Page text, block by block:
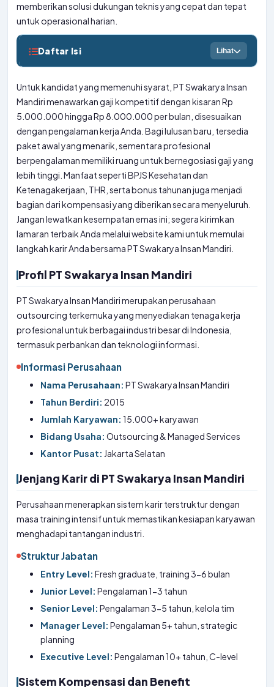
memberikan solusi dukungan teknis yang cepat dan tepat
untuk operasional harian.
Daftar Isi Lihat
Untuk kandidat yang memenuhi syarat, PT Swakarya Insan
Mandiri menawarkan gaji kompetitif dengan kisaran Rp
5.000.000 hingga Rp 8.000.000 per bulan, disesuaikan
dengan pengalaman kerja Anda. Bagi lulusan baru, tersedia
paket awal yang menarik, sementara profesional
berpengalaman memiliki ruang untuk bernegosiasi gaji yang
lebih tinggi. Manfaat seperti BPJS Kesehatan dan
Ketenagakerjaan, THR, serta bonus tahunan juga menjadi
bagian dari kompensasi yang diberikan secara menyeluruh.
Jangan lewatkan kesempatan emas ini; segera kirimkan
lamaran terbaik Anda melalui website kami untuk memulai
langkah karir Anda bersama PT Swakarya Insan Mandiri.
Profil PT Swakarya Insan Mandiri
PT Swakarya Insan Mandiri merupakan perusahaan
outsourcing terkemuka yang menyediakan tenaga kerja
profesional untuk berbagai industri besar di Indonesia,
termasuk perbankan dan teknologi informasi.
Informasi Perusahaan
Nama Perusahaan: PT Swakarya Insan Mandiri
Tahun Berdiri: 2015
Jumlah Karyawan: 15.000+ karyawan
Bidang Usaha: Outsourcing & Managed Services
Kantor Pusat: Jakarta Selatan
Jenjang Karir di PT Swakarya Insan Mandiri
Perusahaan menerapkan sistem karir terstruktur dengan
masa training intensif untuk memastikan kesiapan karyawan
menghadapi tantangan industri.
Struktur Jabatan
Entry Level: Fresh graduate, training 3-6 bulan
Junior Level: Pengalaman 1-3 tahun
Senior Level: Pengalaman 3-5 tahun, kelola tim
Manager Level: Pengalaman 5+ tahun, strategic
planning
Executive Level: Pengalaman 10+ tahun, C-level
Sistem Kompensasi dan Benefit